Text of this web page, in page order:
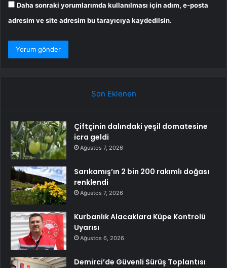
Daha sonraki yorumlarımda kullanılması için adım, e-posta
adresim ve site adresim bu tarayıcıya kaydedilsin.
Son Eklenen
Çiftçinin dalındaki yeşil domatesine
icra geldi
Ağustos 7, 2026
Sarıkamış’ın 2 bin 200 rakımlı doğası
renklendi
Ağustos 7, 2026
Kurbanlık Alacaklara Küpe Kontrolü
Uyarısı
Ağustos 6, 2026
Demirci’de Güvenli Sürüş Toplantısı